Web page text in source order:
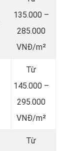
135.000 –
285.000
VNĐ/m²
Từ
145.000 –
295.000
VNĐ/m²
Từ